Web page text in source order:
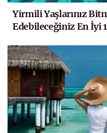
Yirmili Yaşlarınız
Edebileceğiniz En İyi